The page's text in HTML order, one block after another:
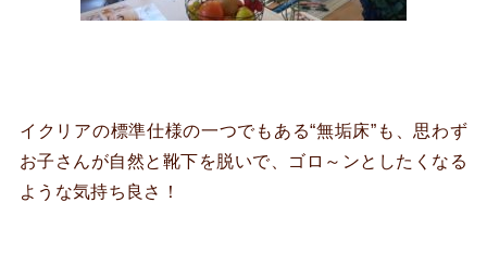
イクリアの標準仕様の一つでもある“無垢床”も、思わず
お子さんが自然と靴下を脱いで、ゴロ～ンとしたくなる
ような気持ち良さ！